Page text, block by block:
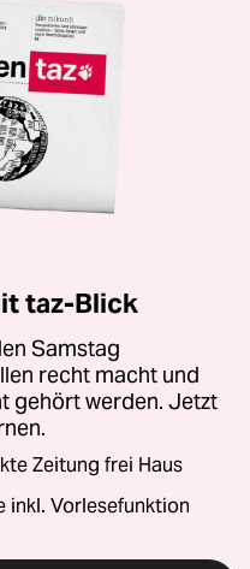
taz-Blick
Samstag
recht macht und
gehört werden. Jetzt
Zeitung frei Haus
inkl. Vorlesefunktion